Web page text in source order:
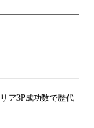
ア3P成功数で歴代